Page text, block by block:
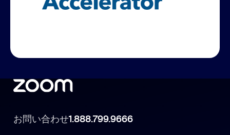
お問い合わせ1.888.799.9666